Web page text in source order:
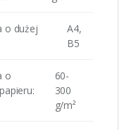
o dużej
A4,
B5
o
60-
300
g/m²